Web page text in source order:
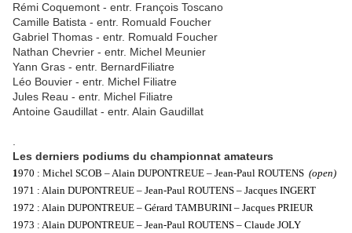
Rémi Coquemont - entr. François Toscano
Camille Batista - entr. Romuald Foucher
Gabriel Thomas - entr. Romuald Foucher
Nathan Chevrier - entr. Michel Meunier
Yann Gras - entr. BernardFiliatre
Léo Bouvier - entr. Michel Filiatre
Jules Reau - entr. Michel Filiatre
Antoine Gaudillat - entr. Alain Gaudillat
Les derniers podiums du championnat amateurs
1970 : Michel SCOB – Alain DUPONTREUE – Jean-Paul ROUTENS (open)
1971 : Alain DUPONTREUE – Jean-Paul ROUTENS – Jacques INGERT
1972 : Alain DUPONTREUE – Gérard TAMBURINI – Jacques PRIEUR
1973 : Alain DUPONTREUE – Jean-Paul ROUTENS – Claude JOLY